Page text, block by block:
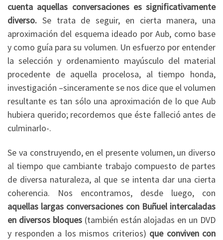
cuenta aquellas conversaciones es significativamente
diverso. Se trata de seguir, en cierta manera, una
aproximación del esquema ideado por Aub, como base
y como guía para su volumen. Un esfuerzo por entender
la selección y ordenamiento mayúsculo del material
procedente de aquella procelosa, al tiempo honda,
investigación –sinceramente se nos dice que el volumen
resultante es tan sólo una aproximación de lo que Aub
hubiera querido; recordemos que éste falleció antes de
culminarlo-.
Se va construyendo, en el presente volumen, un diverso
al tiempo que cambiante trabajo compuesto de partes
de diversa naturaleza, al que se intenta dar una cierta
coherencia. Nos encontramos, desde luego, con
aquellas largas conversaciones con Buñuel intercaladas
en diversos bloques(también están alojadas en un DVD
y responden a los mismos criterios) que conviven con